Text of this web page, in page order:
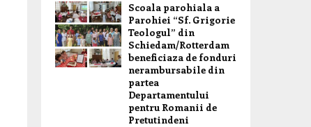
Scoala parohiala a
Parohiei “Sf. Grigorie
Teologul” din
Schiedam/Rotterdam
beneficiaza de fonduri
nerambursabile din
partea
Departamentului
pentru Romanii de
Pretutindeni